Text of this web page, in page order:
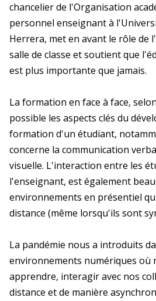
chancelier de l'Organisation
personnel enseignant à
Herrera, met en avant le rôle de
salle de classe et soutient que
est plus importante que jamais.
La formation en face à face,
possible les aspects clés du
formation d'un étudiant,
concerne la communication
visuelle. L'interaction entre les
l'enseignant, est également
environnements en présentiel
distance (même lorsqu'ils sont
La pandémie nous a introduits
environnements numériques où
apprendre, interagir avec nos
distance et de manière